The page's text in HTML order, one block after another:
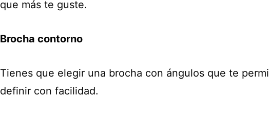
que más te guste.
Brocha contorno
Tienes que elegir una brocha con ángulos que te
definir con facilidad.